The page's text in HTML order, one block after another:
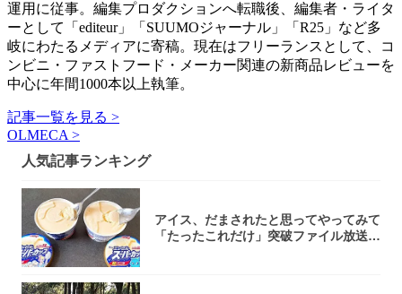
運用に従事。編集プロダクションへ転職後、編集者・ライタ
ーとして「editeur」「SUUMOジャーナル」「R25」など多
岐にわたるメディアに寄稿。現在はフリーランスとして、コ
ンビニ・ファストフード・メーカー関連の新商品レビューを
中心に年間1000本以上執筆。
記事一覧を見る >
OLMECA >
人気記事ランキング
アイス、だまされたと思ってやってみて
「たったこれだけ」突破ファイル放送で